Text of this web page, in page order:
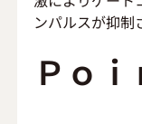
ンパルスが抑制
Ｐｏ